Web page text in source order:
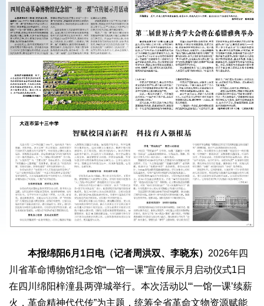
本报绵阳6月1日电（记者周洪双、李晓东） 2026年四
川省革命博物馆纪念馆“一馆一课”宣传展示月启动仪式1日
在四川绵阳梓潼县两弹城举行。本次活动以“‘一馆一课’续薪
火，革命精神代代传”为主题，统筹全省革命文物资源赋能